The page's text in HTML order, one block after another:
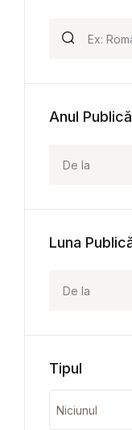
Anul
Luna
Tipul